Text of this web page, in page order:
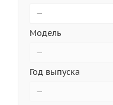
—
Модель
—
Год выпуска
—